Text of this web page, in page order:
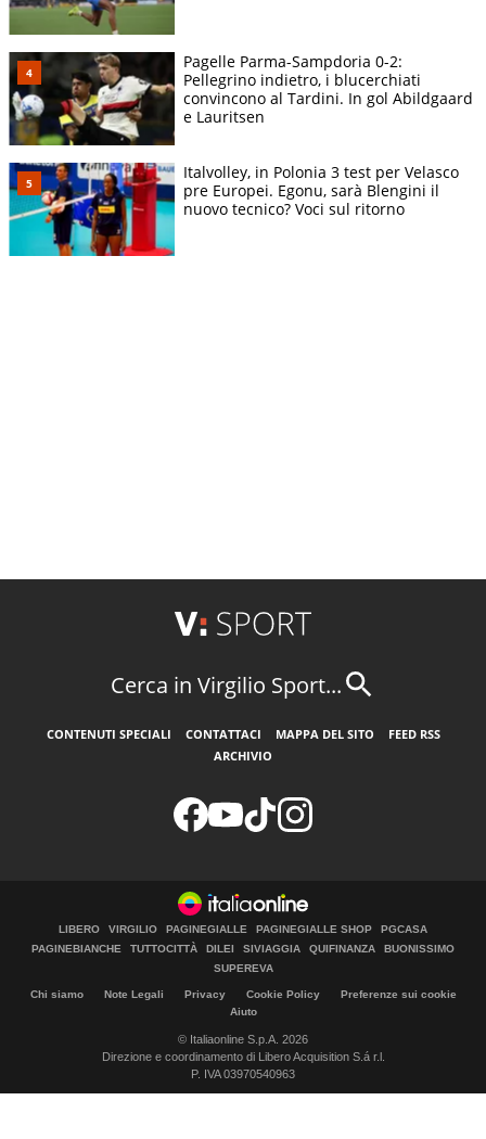
Pagelle Parma-Sampdoria 0-2:
Pellegrino indietro, i blucerchiati
convincono al Tardini. In gol Abildgaard
e Lauritsen
Italvolley, in Polonia 3 test per Velasco
pre Europei. Egonu, sarà Blengini il
nuovo tecnico? Voci sul ritorno
Cerca in Virgilio Sport...
CONTENUTI SPECIALI CONTATTACI MAPPA DEL SITO
FEED RSS
ARCHIVIO
LIBERO VIRGILIO PAGINEGIALLE PAGINEGIALLE SHOP
PGCASA
PAGINEBIANCHE
TUTTOCITTÀ DILEI SIVIAGGIA QUIFINANZA
BUONISSIMO
SUPEREVA
Chi siamo Note Legali Privacy Cookie Policy
Preferenze sui cookie
Aiuto
© Italiaonline S.p.A. 2026
Direzione e coordinamento di Libero Acquisition S.á r.l.
P. IVA 03970540963